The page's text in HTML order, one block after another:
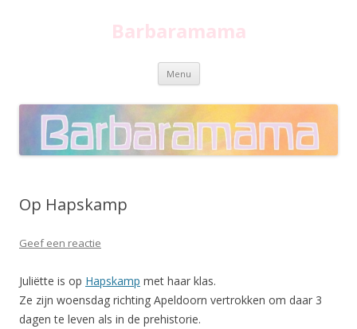
Barbaramama
Menu Spring
inhoud
Op Hapskamp
Geef een reactie
Juliëtte is op Hapskamp met haar klas.
Ze zijn woensdag richting Apeldoorn vertrokken om daar 3
dagen te leven als in de prehistorie.